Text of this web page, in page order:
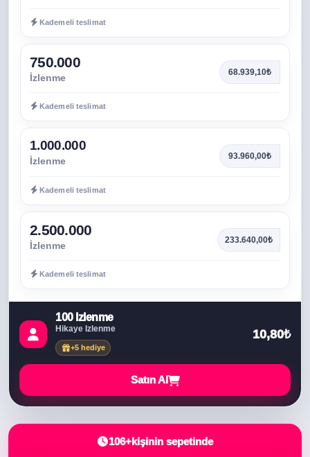
Kademeli teslimat
750.000
İzlenme 68.939,10₺
Kademeli teslimat
1.000.000
İzlenme 93.960,00₺
Kademeli teslimat
2.500.000
İzlenme 233.640,00₺
Kademeli teslimat
100 İzlenme
Hikaye İzlenme
+5 hediye
10,80₺
Satın Al
106+kişinin sepetinde